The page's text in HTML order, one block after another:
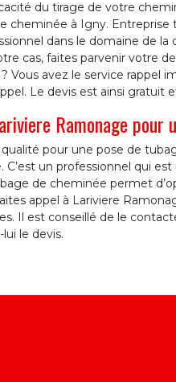
du tirage de votre
cheminée à Igny.
dans le domaine de
cas, faites parvenir votre
Vous avez le service rappel
Le devis est ainsi gratuit
Ramonage pour
pour une pose de
C’est un professionnel qui
de cheminée permet
appel à Lariviere
Il est conseillé de le
le devis.